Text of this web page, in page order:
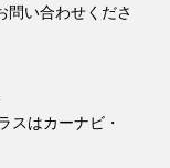
問い合わせくださ
スはカーナビ・